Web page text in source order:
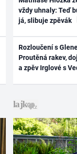
vždy uhnaly: Teď
já, slibuje zpěvák
Rozloučení s
Proutěná rakev,
a zpěv Irglové s